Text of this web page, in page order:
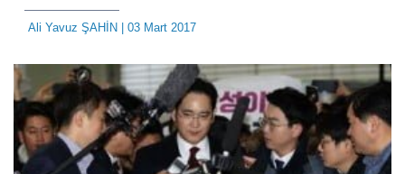
Ali Yavuz ŞAHİN | 03 Mart 2017